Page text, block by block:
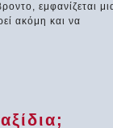
εμφανίζεται
ακόμη και να